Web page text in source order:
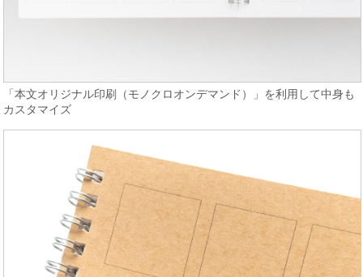
「本文オリジナル印刷（モノクロオンデマンド）」を利用して中身も
カスタマイズ